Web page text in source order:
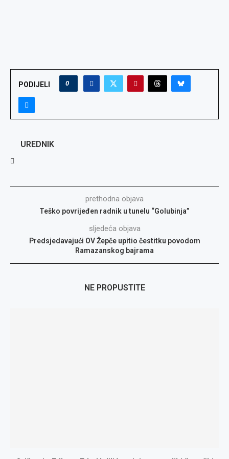
PODIJELI 0
UREDNIK
prethodna objava
Teško povrijeđen radnik u tunelu “Golubinja”
sljedeća objava
Predsjedavajući OV Žepče upitio čestitku povodom
Ramazanskog bajrama
NE PROPUSTITE